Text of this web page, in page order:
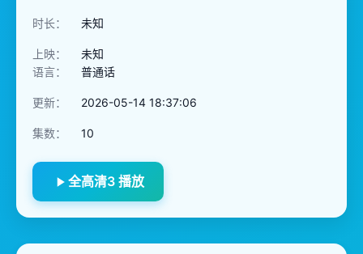
时长： 未知
上映：
未知
语言：
普通话
更新： 2026-05-14 18:37:06
集数： 10
全高清3 播放